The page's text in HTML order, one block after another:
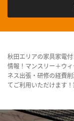
秋田エリアの家具家電
情報！マンスリー＋ウ
ネス出張・研修の経費
てご利用いただけます